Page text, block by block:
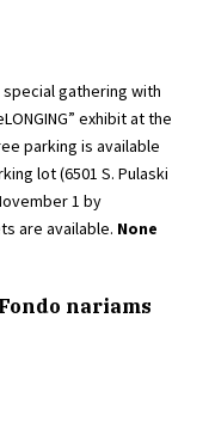
special gathering with
exhibit at the
parking is available
lot (6501 S. Pulaski
1 by
are available. None
nariams